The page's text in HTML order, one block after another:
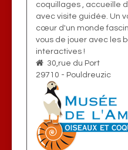
coquillages , accueille
avec visite guidée. Un
cœur d'un monde
vous de jouer avec les
interactives !
30,rue du Port
29710 - Pouldreuzic